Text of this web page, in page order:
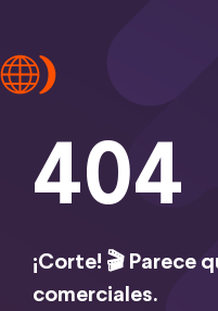
404
¡Corte! 🎬 Parece
comerciales.